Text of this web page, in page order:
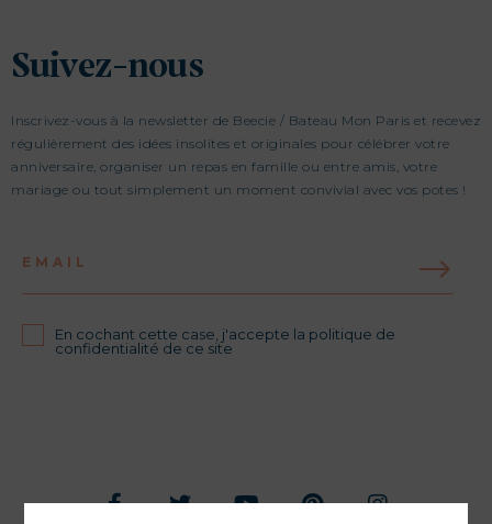
Suivez-nous
Inscrivez-vous à la newsletter de Beecie / Bateau Mon Paris et recevez
régulièrement des idées insolites et originales pour célébrer votre
anniversaire, organiser un repas en famille ou entre amis, votre
mariage ou tout simplement un moment convivial avec vos potes !
EMAIL
En cochant cette case, j'accepte la politique de
confidentialité de ce site